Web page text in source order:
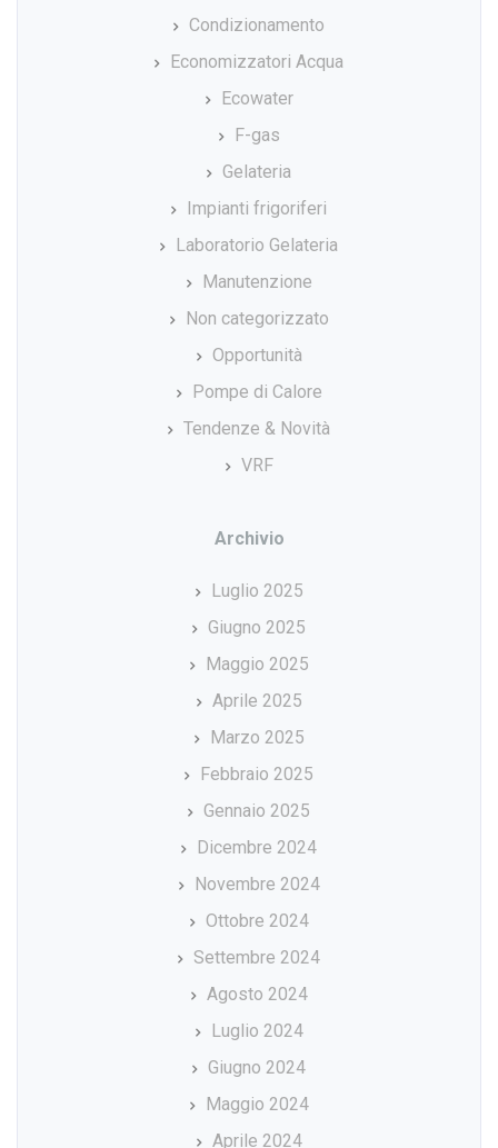
Condizionamento
Economizzatori Acqua
Ecowater
F-gas
Gelateria
Impianti frigoriferi
Laboratorio Gelateria
Manutenzione
Non categorizzato
Opportunità
Pompe di Calore
Tendenze & Novità
VRF
Archivio
Luglio 2025
Giugno 2025
Maggio 2025
Aprile 2025
Marzo 2025
Febbraio 2025
Gennaio 2025
Dicembre 2024
Novembre 2024
Ottobre 2024
Settembre 2024
Agosto 2024
Luglio 2024
Giugno 2024
Maggio 2024
Aprile 2024